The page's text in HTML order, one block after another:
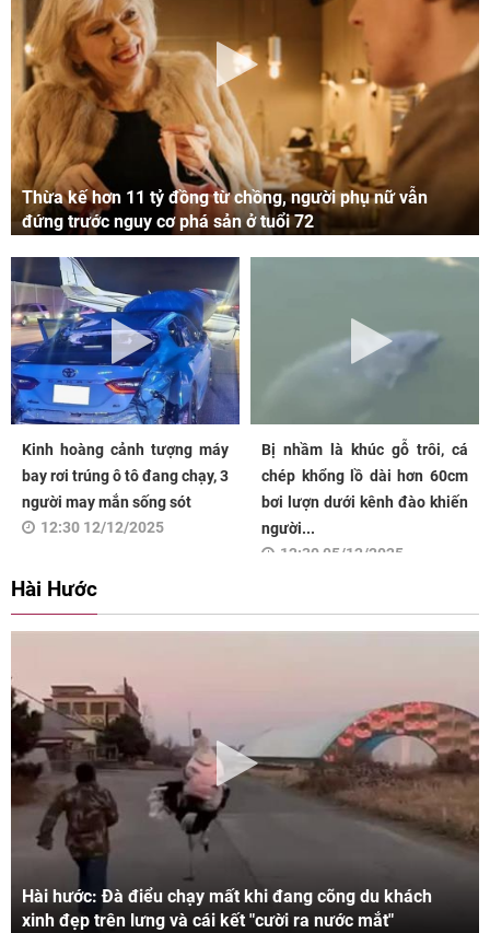
Thừa kế hơn 11 tỷ đồng từ chồng, người phụ nữ vẫn
đứng trước nguy cơ phá sản ở tuổi 72
Kinh hoàng cảnh tượng máy
bay rơi trúng ô tô đang chạy, 3
người may mắn sống sót
12:30 12/12/2025
Bị nhầm là khúc gỗ trôi, cá
chép khổng lồ dài hơn 60cm
bơi lượn dưới kênh đào khiến
người...
12:30 05/12/2025
Hài Hước
Hài hước: Đà điểu chạy mất khi đang cõng du khách
xinh đẹp trên lưng và cái kết "cười ra nước mắt"